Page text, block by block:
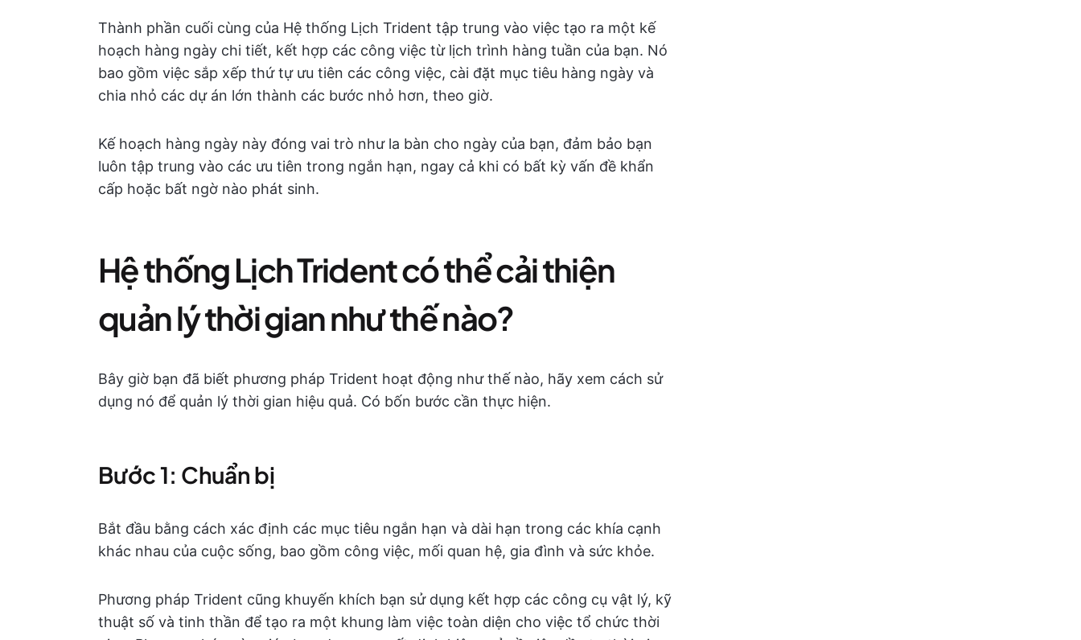
Thành phần cuối cùng của Hệ thống Lịch Trident tập trung vào việc tạo ra một kế
hoạch hàng ngày chi tiết, kết hợp các công việc từ lịch trình hàng tuần của bạn. Nó
bao gồm việc sắp xếp thứ tự ưu tiên các công việc, cài đặt mục tiêu hàng ngày và
chia nhỏ các dự án lớn thành các bước nhỏ hơn, theo giờ.
Kế hoạch hàng ngày này đóng vai trò như la bàn cho ngày của bạn, đảm bảo bạn
luôn tập trung vào các ưu tiên trong ngắn hạn, ngay cả khi có bất kỳ vấn đề khẩn
cấp hoặc bất ngờ nào phát sinh.
Hệ thống Lịch Trident có thể cải thiện
quản lý thời gian như thế nào?
Bây giờ bạn đã biết phương pháp Trident hoạt động như thế nào, hãy xem cách sử
dụng nó để quản lý thời gian hiệu quả. Có bốn bước cần thực hiện.
Bước 1: Chuẩn bị
Bắt đầu bằng cách xác định các mục tiêu ngắn hạn và dài hạn trong các khía cạnh
khác nhau của cuộc sống, bao gồm công việc, mối quan hệ, gia đình và sức khỏe.
Phương pháp Trident cũng khuyến khích bạn sử dụng kết hợp các công cụ vật lý, kỹ
thuật số và tinh thần để tạo ra một khung làm việc toàn diện cho việc tổ chức thời